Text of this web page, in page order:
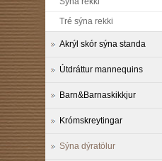
Tré sýna rekki
Akrýl skór sýna standa
Útdráttur mannequins
Barn&Barnaskikkjur
Krómskreytingar
Sýna dýratölur